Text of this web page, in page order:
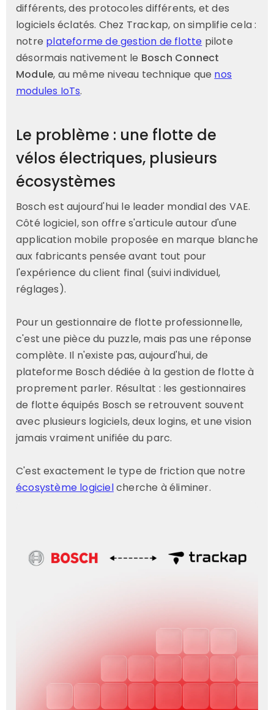
différents, des protocoles différents, et des
logiciels éclatés. Chez Trackap, on simplifie cela :
notre plateforme de gestion de flotte pilote
désormais nativement le Bosch Connect
Module, au même niveau technique que nos
modules IoTs.
Le problème : une flotte de
vélos électriques, plusieurs
écosystèmes
Bosch est aujourd'hui le leader mondial des VAE.
Côté logiciel, son offre s'articule autour d'une
application mobile proposée en marque blanche
aux fabricants pensée avant tout pour
l'expérience du client final (suivi individuel,
réglages).
Pour un gestionnaire de flotte professionnelle,
c'est une pièce du puzzle, mais pas une réponse
complète. Il n'existe pas, aujourd'hui, de
plateforme Bosch dédiée à la gestion de flotte à
proprement parler. Résultat : les gestionnaires
de flotte équipés Bosch se retrouvent souvent
avec plusieurs logiciels, deux logins, et une vision
jamais vraiment unifiée du parc.
C'est exactement le type de friction que notre
écosystème logicielcherche à éliminer.